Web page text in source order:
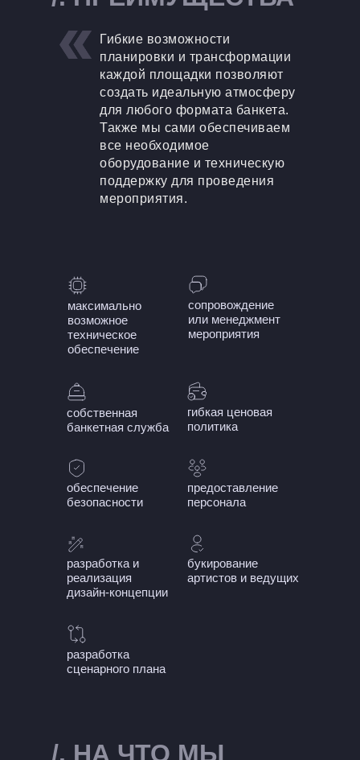
максимально
возможное
техническое
обеспечение
собственная
банкетная служба
обеспечение
безопасности
сопровождение
или менеджмент
мероприятия
гибкая ценовая
политика
предоставление
персонала
разработка и
реализация
дизайн-концепции
букирование
артистов и ведущих
разработка
сценарного плана
Гибкие возможности
планировки и трансформации
каждой площадки позволяют
создать идеальную атмосферу
для любого формата банкета.
Также мы сами обеспечиваем
все необходимое
оборудование и техническую
поддержку для проведения
мероприятия.
/. НА ЧТО МЫ